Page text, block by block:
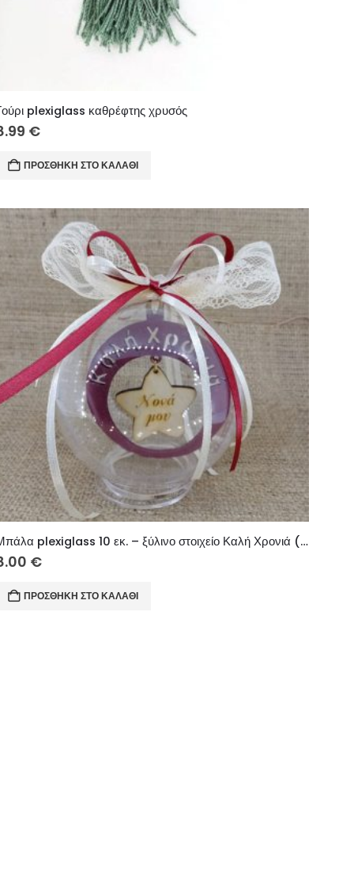
plexiglass καθρέφτης χρυσός
€
ΠΡΟΣΘΉΚΗ ΣΤΟ ΚΑΛΆΘΙ
Μπάλα plexiglass 10 εκ. – ξύλινο στοιχείο Καλή Χρονιά (Νονά μου)
€
ΠΡΟΣΘΉΚΗ ΣΤΟ ΚΑΛΆΘΙ